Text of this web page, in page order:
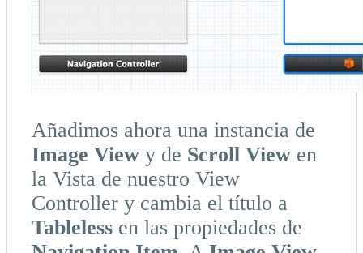
Añadimos ahora una instancia de
Image View y de Scroll View en
la Vista de nuestro View
Controller y cambia el título a
Tableless en las propiedades de